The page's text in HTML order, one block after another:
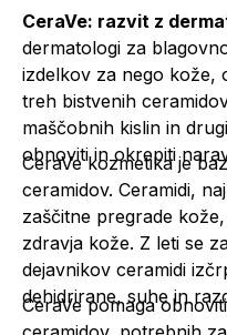
CeraVe: razvit z
dermatologi za
izdelkov za nego kože,
treh bistvenih
maščobnih kislin in
obnoviti in okrepiti
CeraVe kozmetika je
ceramidov. Ceramidi,
zaščitne pregrade
zdravja kože. Z leti se
dejavnikov ceramidi
dehidrirane, suhe in
CeraVe pomaga